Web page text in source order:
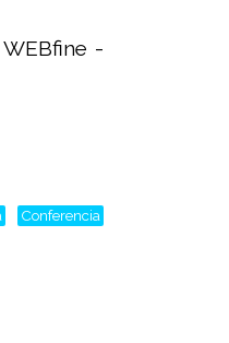
-
Conferencia